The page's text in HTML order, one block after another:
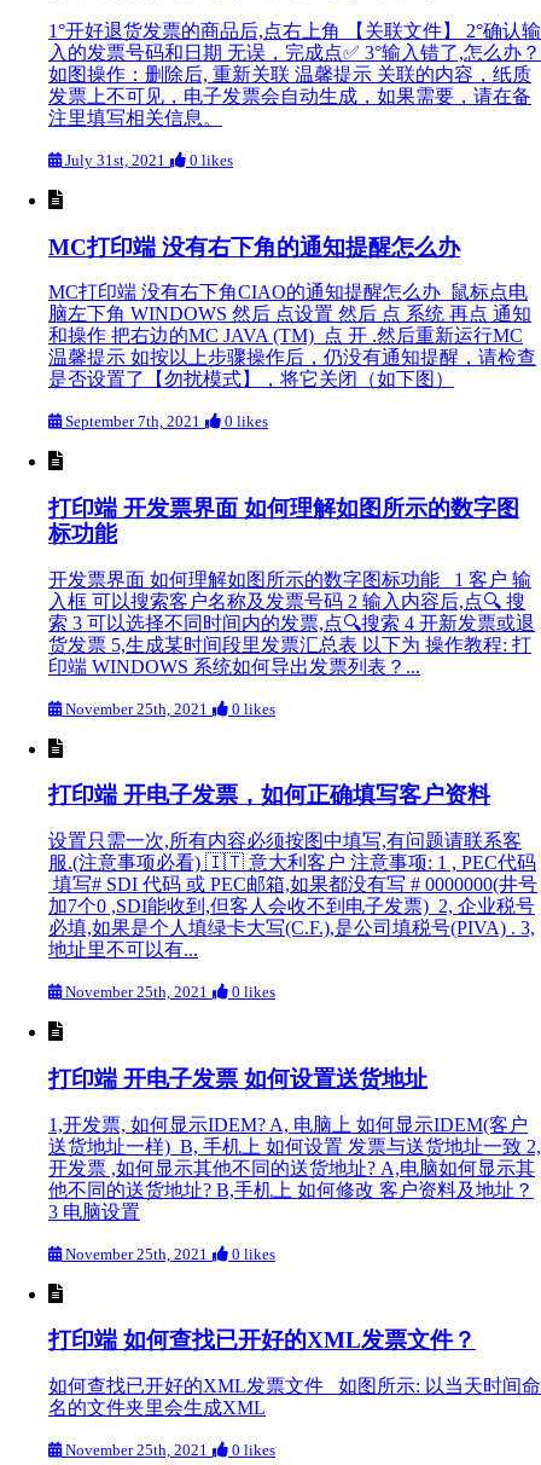
1°开好退货发票的商品后,点右上角 【关联文件】 2°确认输
入的发票号码和日期 无误，完成点✅ 3°输入错了,怎么办？
如图操作：删除后, 重新关联 温馨提示 关联的内容，纸质
发票上不可见，电子发票会自动生成，如果需要，请在备
注里填写相关信息。
July 31st, 2021 0 likes
MC打印端 没有右下角的通知提醒怎么办
MC打印端 没有右下角CIAO的通知提醒怎么办 鼠标点电
脑左下角 WINDOWS 然后 点设置 然后 点 系统 再点 通知
和操作 把右边的MC JAVA (TM) 点 开 .然后重新运行MC
温馨提示 如按以上步骤操作后，仍没有通知提醒，请检查
是否设置了【勿扰模式】，将它关闭（如下图）
September 7th, 2021 0 likes
打印端 开发票界面 如何理解如图所示的数字图
标功能
开发票界面 如何理解如图所示的数字图标功能 1 客户 输
入框 可以搜索客户名称及发票号码 2 输入内容后,点🔍 搜
索 3 可以选择不同时间内的发票,点🔍搜索 4 开新发票或退
货发票 5,生成某时间段里发票汇总表 以下为 操作教程: 打
印端 WINDOWS 系统如何导出发票列表？...
November 25th, 2021 0 likes
打印端 开电子发票，如何正确填写客户资料
设置只需一次,所有内容必须按图中填写,有问题请联系客
服.(注意事项必看) 🇮🇹 意大利客户 注意事项: 1 , PEC代码
填写# SDI 代码 或 PEC邮箱,如果都没有写 # 0000000(井号
加7个0 ,SDI能收到,但客人会收不到电子发票) 2, 企业税号
必填,如果是个人填绿卡大写(C.F.),是公司填税号(PIVA) . 3,
地址里不可以有...
November 25th, 2021 0 likes
打印端 开电子发票 如何设置送货地址
1,开发票, 如何显示IDEM? A, 电脑上 如何显示IDEM(客户
送货地址一样) B, 手机上 如何设置 发票与送货地址一致 2,
开发票 ,如何显示其他不同的送货地址? A,电脑如何显示其
他不同的送货地址? B,手机上 如何修改 客户资料及地址？
3 电脑设置
November 25th, 2021 0 likes
打印端 如何查找已开好的XML发票文件？
如何查找已开好的XML发票文件 如图所示: 以当天时间命
名的文件夹里会生成XML
November 25th, 2021 0 likes